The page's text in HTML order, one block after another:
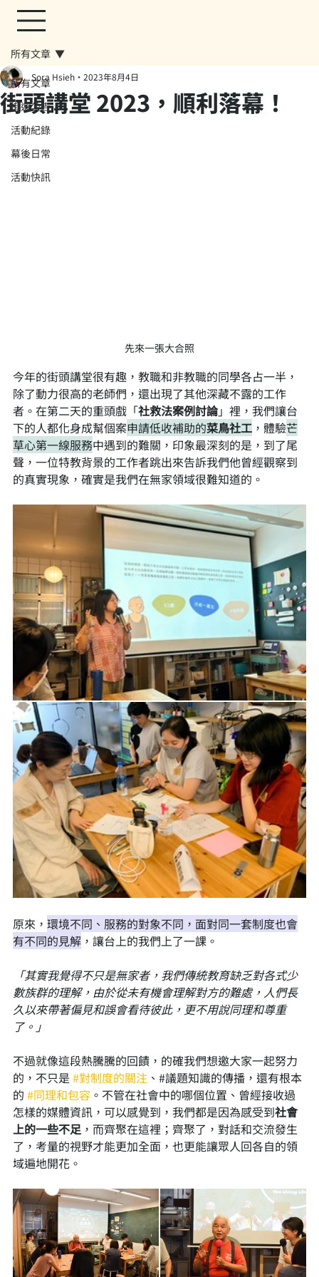
所有文章
街遊公告
活動紀錄
幕後日常
活動快訊
所有文章
街頭講堂 2023，順利落幕！
Sora Hsieh 2023年8月4日
先來一張大合照
今年的街頭講堂很有趣，教職和非教職的同學各占一半，
除了動力很高的老師們，還出現了其他深藏不露的工作
者。在第二天的重頭戲「社救法案例討論」裡，我們讓台
下的人都化身成幫個案申請低收補助的菜鳥社工 ，體驗芒
草心第一線服務中遇到的難關，印象最深刻的是，到了尾
聲，一位特教背景的工作者跳出來告訴我們他曾經觀察到
的真實現象，確實是我們在無家領域很難知道的。
原來， 環境不同、服務的對象不同，面對同一套制度也會
有不同的見解 ，讓台上的我們上了一課。
「其實我覺得不只是無家者，我們傳統教育缺乏對各式少
數族群的理解，由於從未有機會理解對方的難處，人們長
久以來帶著偏見和誤會看待彼此，更不用說同理和尊重
了。」
不過就像這段熱騰騰的回饋，的確我們想邀大家一起努力
的，不只是 #對制度的關注 、#議題知識的傳播，還有根本
的 #同理和包容 。不管在社會中的哪個位置、曾經接收過
怎樣的媒體資訊，可以感覺到，我們都是因為感受到社會
上的一些不足 ，而齊聚在這裡；齊聚了，對話和交流發生
了，考量的視野才能更加全面，也更能讓眾人回各自的領
域遍地開花。